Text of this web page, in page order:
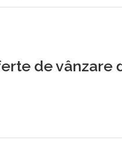
de vânzare